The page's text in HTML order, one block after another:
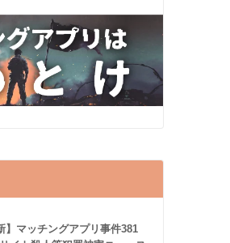
】マッチングアプリ事件381